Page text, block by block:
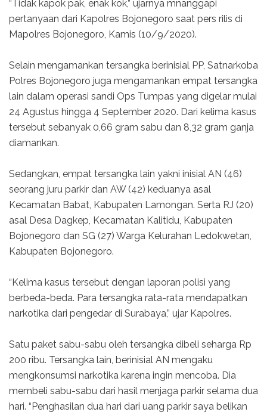
“Tidak kapok pak, enak kok,” ujarnya mnanggapi
pertanyaan dari Kapolres Bojonegoro saat pers rilis di
Mapolres Bojonegoro, Kamis (10/9/2020).
Selain mengamankan tersangka berinisial PP, Satnarkoba
Polres Bojonegoro juga mengamankan empat tersangka
lain dalam operasi sandi Ops Tumpas yang digelar mulai
24 Agustus hingga 4 September 2020. Dari kelima kasus
tersebut sebanyak 0,66 gram sabu dan 8,32 gram ganja
diamankan.
Sedangkan, empat tersangka lain yakni inisial AN (46)
seorang juru parkir dan AW (42) keduanya asal
Kecamatan Babat, Kabupaten Lamongan. Serta RJ (20)
asal Desa Dagkep, Kecamatan Kalitidu, Kabupaten
Bojonegoro dan SG (27) Warga Kelurahan Ledokwetan,
Kabupaten Bojonegoro.
“Kelima kasus tersebut dengan laporan polisi yang
berbeda-beda. Para tersangka rata-rata mendapatkan
narkotika dari pengedar di Surabaya,” ujar Kapolres.
Satu paket sabu-sabu oleh tersangka dibeli seharga Rp
200 ribu. Tersangka lain, berinisial AN mengaku
mengkonsumsi narkotika karena ingin mencoba. Dia
membeli sabu-sabu dari hasil menjaga parkir selama dua
hari. “Penghasilan dua hari dari uang parkir saya belikan